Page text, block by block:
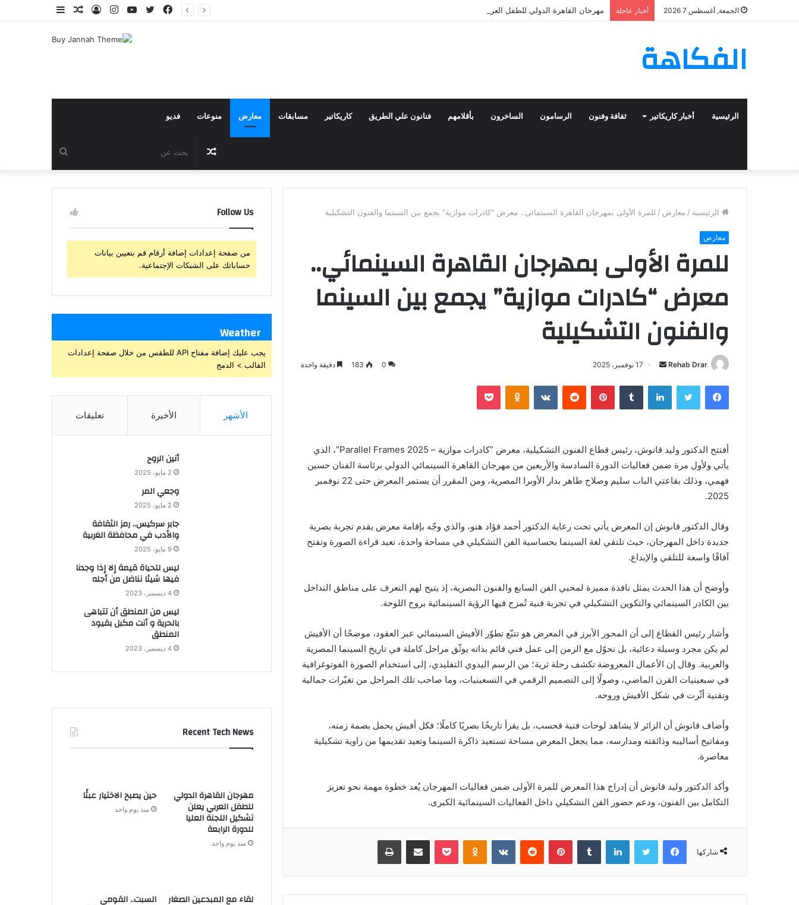
الجمعة, أغسطس 7 2026 أخبار عاجلة مهرجان القاهرة الدولي للطفل العربي يعلن تشكيل اللجنة العليا للدورة الرابعة
مقال تسجيل
انستقرام يوتيوب تويتر
فيسبوك
الفكاهة
الرئيسية أخبار كاريكاتير ثقافة وفنون الرسامون الساخرون بأقلامهم فنانون علي الطريق كاريكاتير مسابقات معارض منوعات فديو
عن
مقال
عشوائي
الرئيسية / معارض / للمرة الأولى بمهرجان القاهرة السينمائي.. معرض “كادرات موازية” يجمع بين السينما والفنون التشكيلية
معارض
للمرة الأولى بمهرجان القاهرة السينمائي..
معرض “كادرات موازية” يجمع بين السينما
والفنون التشكيلية
Rehab Drar
س
ل
ي
د
ت
و
ي
ا
17 نوفمبر، 2025 0
183 دقيقة واحدة
فيسبوك لينكدإن بينتيريست
أفتتح الدكتور وليد قانوش، رئيس قطاع الفنون التشكيلية، معرض “كادرات موازية – Parallel Frames 2025”، الذي
يأتي ولأول مرة ضمن فعاليات الدورة السادسة والأربعين من مهرجان القاهرة السينمائي الدولي برئاسة الفنان حسين
فهمي، وذلك بقاعتي الباب سليم وصلاح طاهر بدار الأوبرا المصرية، ومن المقرر أن يستمر المعرض حتى 22 نوفمبر
2025.
وقال الدكتور قانوش إن المعرض يأتي تحت رعاية الدكتور أحمد فؤاد هنو، والذي وجّه بإقامة معرض يقدم تجربة بصرية
جديدة داخل المهرجان، حيث تلتقي لغة السينما بحساسية الفن التشكيلي في مساحة واحدة، تعيد قراءة الصورة وتفتح
آفاقًا واسعة للتلقي والإبداع.
وأوضح أن هذا الحدث يمثل نافذة مميزة لمحبي الفن السابع والفنون البصرية، إذ يتيح لهم التعرف على مناطق التداخل
بين الكادر السينمائي والتكوين التشكيلي في تجربة فنية تُمزج فيها الرؤية السينمائية بروح اللوحة.
وأشار رئيس القطاع إلى أن المحور الأبرز في المعرض هو تتبّع تطوّر الأفيش السينمائي عبر العقود، موضحًا أن الأفيش
لم يكن مجرد وسيلة دعائية، بل تحوّل مع الزمن إلى عمل فني قائم بذاته يوثّق مراحل كاملة في تاريخ السينما المصرية
والعربية. وقال إن الأعمال المعروضة تكشف رحلة ثرية؛ من الرسم اليدوي التقليدي، إلى استخدام الصورة الفوتوغرافية
في سبعينيات القرن الماضي، وصولًا إلى التصميم الرقمي في التسعينيات، وما صاحب تلك المراحل من تغيّرات جمالية
وتقنية أثّرت في شكل الأفيش وروحه.
وأضاف قانوش أن الزائر لا يشاهد لوحات فنية فحسب، بل يقرأ تاريخًا بصريًا كاملًا؛ فكل أفيش يحمل بصمة زمنه،
ومفاتيح أساليبه وذائقته ومدارسه، مما يجعل المعرض مساحة تستعيد ذاكرة السينما وتعيد تقديمها من زاوية تشكيلية
معاصرة.
وأكد الدكتور وليد قانوش أن إدراج هذا المعرض للمرة الأولى ضمن فعاليات المهرجان يُعد خطوة مهمة نحو تعزيز
التكامل بين الفنون، ودعم حضور الفن التشكيلي داخل الفعاليات السينمائية الكبرى.
شاركها
فيسبوك لينكدإن بينتيريست بوكيت
Follow Us
من صفحة إعدادات إضافة أرقام قم بتعيين بيانات
حساباتك على الشبكات الإجتماعية.
Weather
يجب عليك إضافة مفتاح API للطقس من خلال صفحة إعدادات
القالب > الدمج
الأشهر الأخيرة تعليقات
أنين الروح
2 مايو، 2025
وجعي المر
2 مايو، 2025
جابر سركيس.. رمز الثقافة
والأدب في محافظة الغربية
9 مايو، 2025
ليس للحياة قيمة إلا إذا وجدنا
فيها شيئا نناضل من أجله
4 ديسمبر، 2023
ليس من المنطق أن تتباهى
بالحرية و أنت مكبل بقيود
المنطق
4 ديسمبر، 2023
Recent Tech News
مهرجان القاهرة الدولي
للطفل العربي يعلن
تشكيل اللجنة العليا
للدورة الرابعة
منذ يوم واحد
حين يصبح الاختيار عبئًا
منذ يوم واحد
لقاء مع المبدعين الصغار السبت.. القومي